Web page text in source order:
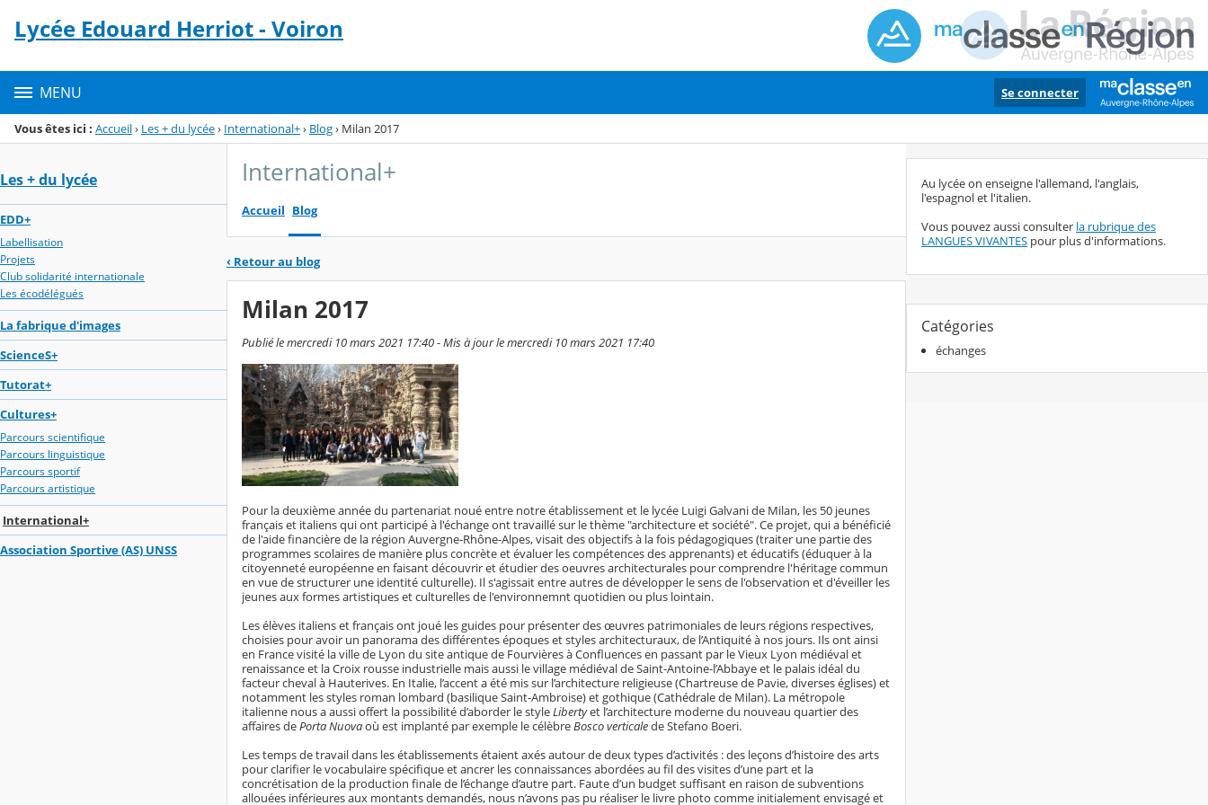
Menu de la rubrique
Contenu
Lycée Edouard Herriot - Voiron
MENU Se connecter
Vous êtes ici : Accueil› Les + du lycée› International+› Blog› Milan 2017
Les + du lycée
EDD+
Labellisation
Projets
Club solidarité internationale
Les écodélégués
La fabrique d'images
ScienceS+
Tutorat+
Cultures+
Parcours scientifique
Parcours linguistique
Parcours sportif
Parcours artistique
International+
Association Sportive (AS) UNSS
International+
Accueil Blog
‹ Retour au blog
Milan 2017
Publié le mercredi 10 mars 2021 17:40 - Mis à jour le mercredi 10 mars 2021 17:40
Pour la deuxième année du partenariat noué entre notre établissement et le lycée Luigi Galvani de Milan, les 50 jeunes
français et italiens qui ont participé à l'échange ont travaillé sur le thème "architecture et société". Ce projet, qui a bénéficié
de l'aide financière de la région Auvergne-Rhône-Alpes, visait des objectifs à la fois pédagogiques (traiter une partie des
programmes scolaires de manière plus concrète et évaluer les compétences des apprenants) et éducatifs (éduquer à la
citoyenneté européenne en faisant découvrir et étudier des oeuvres architecturales pour comprendre l'héritage commun
en vue de structurer une identité culturelle). Il s'agissait entre autres de développer le sens de l'observation et d'éveiller les
jeunes aux formes artistiques et culturelles de l'environnemnt quotidien ou plus lointain.
Les élèves italiens et français ont joué les guides pour présenter des œuvres patrimoniales de leurs régions respectives,
choisies pour avoir un panorama des différentes époques et styles architecturaux, de l’Antiquité à nos jours. Ils ont ainsi
en France visité la ville de Lyon du site antique de Fourvières à Confluences en passant par le Vieux Lyon médiéval et
renaissance et la Croix rousse industrielle mais aussi le village médiéval de Saint-Antoine-l’Abbaye et le palais idéal du
facteur cheval à Hauterives. En Italie, l’accent a été mis sur l’architecture religieuse (Chartreuse de Pavie, diverses églises) et
notamment les styles roman lombard (basilique Saint-Ambroise) et gothique (Cathédrale de Milan). La métropole
italienne nous a aussi offert la possibilité d’aborder le styleLibertyet l’architecture moderne du nouveau quartier des
affaires dePorta Nuovaoù est implanté par exemple le célèbreBosco verticalede Stefano Boeri.
Les temps de travail dans les établissements étaient axés autour de deux types d’activités : des leçons d’histoire des arts
pour clarifier le vocabulaire spécifique et ancrer les connaissances abordées au fil des visites d’une part et la
concrétisation de la production finale de l’échange d’autre part. Faute d’un budget suffisant en raison de subventions
allouées inférieures aux montants demandés, nous n’avons pas pu réaliser le livre photo comme initialement envisagé et
Au lycée on enseigne l'allemand, l'anglais,
l'espagnol et l'italien.
Vous pouvez aussi consulter la rubrique des
LANGUES VIVANTES pour plus d'informations.
Catégories
échanges